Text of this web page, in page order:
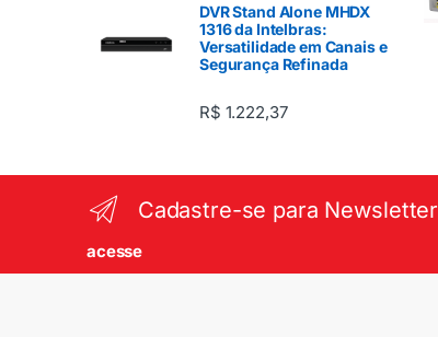
DVR Stand Alone MHDX
1316 da Intelbras:
Versatilidade em Canais e
Segurança Refinada
R$ 1.222,37
Cadastre-se para Newsletter
acesse